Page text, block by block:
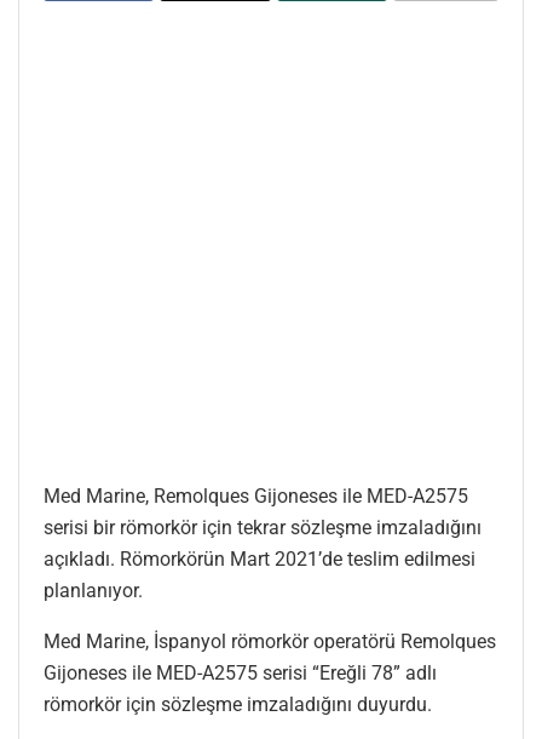
Med Marine, Remolques Gijoneses ile MED-A2575
serisi bir römorkör için tekrar sözleşme imzaladığını
açıkladı. Römorkörün Mart 2021’de teslim edilmesi
planlanıyor.
Med Marine, İspanyol römorkör operatörü Remolques
Gijoneses ile MED-A2575 serisi “Ereğli 78” adlı
römorkör için sözleşme imzaladığını duyurdu.